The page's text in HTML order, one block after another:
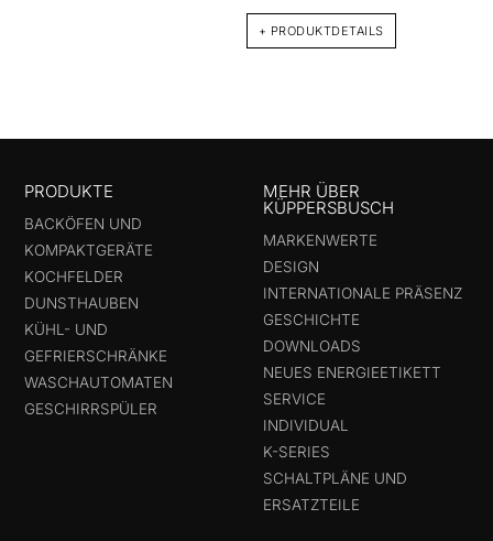
+ PRODUKTDETAILS
PRODUKTE
BACKÖFEN UND
KOMPAKTGERÄTE
KOCHFELDER
DUNSTHAUBEN
KÜHL- UND
GEFRIERSCHRÄNKE
WASCHAUTOMATEN
GESCHIRRSPÜLER
MEHR ÜBER
KÜPPERSBUSCH
MARKENWERTE
DESIGN
INTERNATIONALE PRÄSENZ
GESCHICHTE
DOWNLOADS
NEUES ENERGIEETIKETT
SERVICE
INDIVIDUAL
K-SERIES
SCHALTPLÄNE UND
ERSATZTEILE